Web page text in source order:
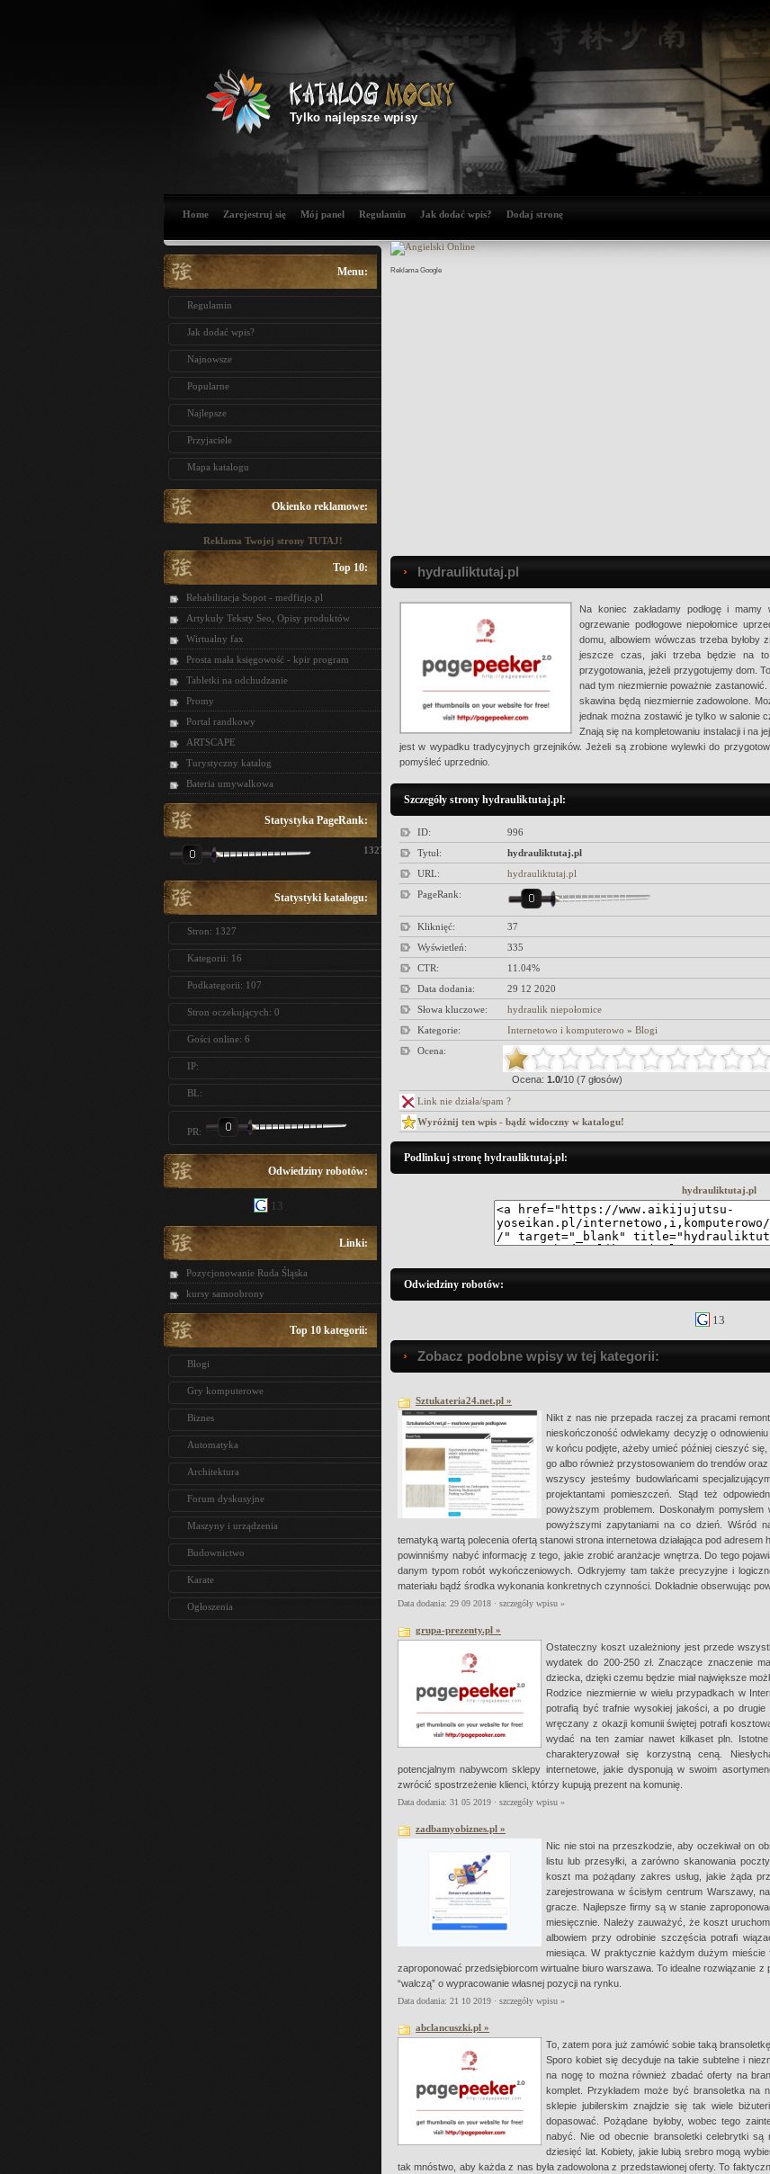
Tylko najlepsze wpisy
Home Zarejestruj się Mój panel Regulamin Jak dodać wpis? Dodaj stronę
Menu:
Regulamin
Jak dodać wpis?
Najnowsze
Popularne
Najlepsze
Przyjaciele
Mapa katalogu
Okienko reklamowe:
Reklama Twojej strony TUTAJ!
Top 10:
Rehabilitacja Sopot - medfizjo.pl
Artykuły Teksty Seo, Opisy produktów
Wirtualny fax
Prosta mała księgowość - kpir program
Tabletki na odchudzanie
Promy
Portal randkowy
ARTSCAPE
Turystyczny katalog
Bateria umywalkowa
Statystyka PageRank:
1327
Statystyki katalogu:
Stron: 1327
Kategorii: 16
Podkategorii: 107
Stron oczekujących: 0
Gości online: 6
IP:
BL:
PR:
Odwiedziny robotów:
13
Linki:
Pozycjonowanie Ruda Śląska
kursy samoobrony
Top 10 kategorii:
Blogi
Gry komputerowe
Biznes
Automatyka
Architektura
Forum dyskusyjne
Maszyny i urządzenia
Budownictwo
Karate
Ogłoszenia
Reklama Google
hydrauliktutaj.pl
Na koniec zakładamy podłogę i
ogrzewanie podłogowe niepołomice
domu, albowiem wówczas trzeba byłoby
jeszcze czas, jaki trzeba będzie na
przygotowania, jeżeli przygotujemy dom.
nad tym niezmiernie poważnie
skawina będą niezmiernie zadowolone.
jednak można zostawić je tylko w salonie
Znają się na kompletowaniu instalacji i na
jest w wypadku tradycyjnych grzejników. Jeżeli są zrobione wylewki do
pomyśleć uprzednio.
Szczegóły strony hydrauliktutaj.pl:
ID:
996
Tytuł:
hydrauliktutaj.pl
URL:
hydrauliktutaj.pl
PageRank:
Kliknięć:
37
Wyświetleń:
335
CTR:
11.04%
Data dodania:
29 12 2020
Słowa kluczowe:
hydraulik niepołomice
Kategorie:
Internetowo i komputerowo » Blogi
Ocena:
Ocena: 1.0/10 (7 głosów)
Link nie działa/spam ?
Wyróżnij ten wpis - bądź widoczny w katalogu!
Podlinkuj stronę hydrauliktutaj.pl:
hydrauliktutaj.pl
Odwiedziny robotów:
13
Zobacz podobne wpisy w tej kategorii:
Sztukateria24.net.pl »
Nikt z nas nie przepada raczej za pracami
nieskończoność odwlekamy decyzję o
w końcu podjęte, ażeby umieć później cieszyć
go albo również przystosowaniem do trendów
wszyscy jesteśmy budowlańcami
projektantami pomieszczeń. Stąd też
powyższym problemem. Doskonałym
powyższymi zapytaniami na co dzień. Wśród
tematyką wartą polecenia ofertą stanowi strona internetowa działająca pod
powinniśmy nabyć informację z tego, jakie zrobić aranżacje wnętrza. Do tego
danym typom robót wykończeniowych. Odkryjemy tam także precyzyjne i
materiału bądź środka wykonania konkretnych czynności. Dokładnie obserwując
Data dodania: 29 09 2018 · szczegóły wpisu »
grupa-prezenty.pl »
Ostateczny koszt uzależniony jest przede
wydatek do 200-250 zł. Znaczące znaczenie
dziecka, dzięki czemu będzie miał największe
Rodzice niezmiernie w wielu przypadkach w
potrafią być trafnie wysokiej jakości, a po
wręczany z okazji komunii świętej potrafi
wydać na ten zamiar nawet kilkaset pln.
charakteryzował się korzystną ceną.
potencjalnym nabywcom sklepy internetowe, jakie dysponują w swoim
zwrócić spostrzeżenie klienci, którzy kupują prezent na komunię.
Data dodania: 31 05 2019 · szczegóły wpisu »
zadbamyobiznes.pl »
Nic nie stoi na przeszkodzie, aby oczekiwał on
listu lub przesyłki, a zarówno skanowania
koszt ma pożądany zakres usług, jakie żąda
zarejestrowana w ścisłym centrum Warszawy,
gracze. Najlepsze firmy są w stanie
miesięcznie. Należy zauważyć, że koszt
albowiem przy odrobinie szczęścia potrafi
miesiąca. W praktycznie każdym dużym
zaproponować przedsiębiorcom wirtualne biuro warszawa. To idealne rozwiązanie
“walczą” o wypracowanie własnej pozycji na rynku.
Data dodania: 21 10 2019 · szczegóły wpisu »
abclancuszki.pl »
To, zatem pora już zamówić sobie taką
Sporo kobiet się decyduje na takie subtelne i
na nogę to można również zbadać oferty na
komplet. Przykładem może być bransoletka na
sklepie jubilerskim znajdzie się tak wiele
dopasować. Pożądane byłoby, wobec tego
nabyć. Nie od obecnie bransoletki celebrytki
dziesięć lat. Kobiety, jakie lubią srebro mogą
tak mnóstwo, aby każda z nas była zadowolona z przedstawionej oferty. To